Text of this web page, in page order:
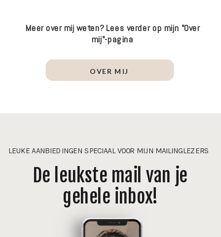
OVER MIJ
Meer over mij weten? Lees verder op mijn "Over
mij"-pagina
LEUKE AANBIEDINGEN SPECIAAL VOOR MIJN MAILINGLEZERS
De leukste mail van je
gehele inbox!